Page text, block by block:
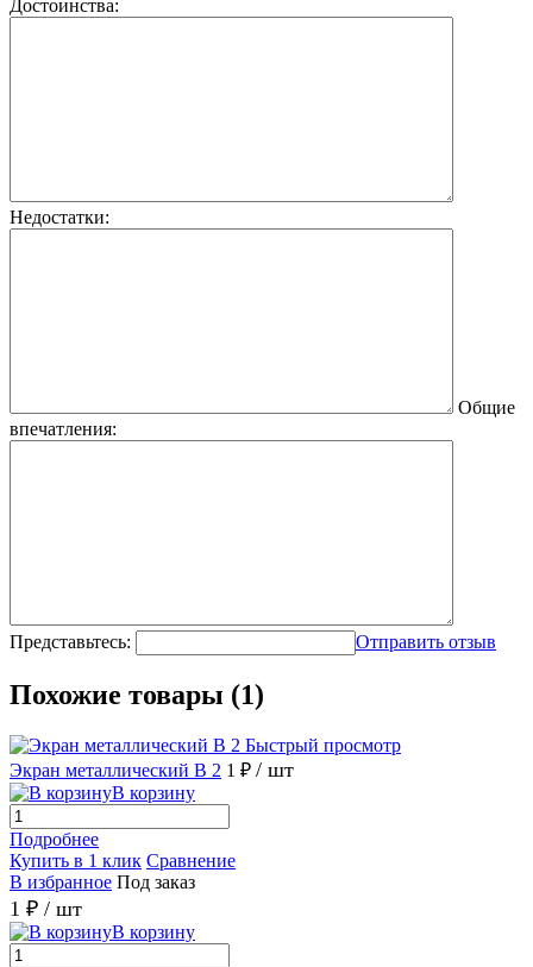
Достоинства:
Недостатки:
Общие
впечатления:
Представьтесь: Отправить отзыв
Похожие товары (1)
Быстрый просмотр
Экран металлический В 2 1 ₽ / шт
В корзину
Подробнее
Купить в 1 клик Сравнение
В избранное Под заказ
1 ₽ / шт
В корзину